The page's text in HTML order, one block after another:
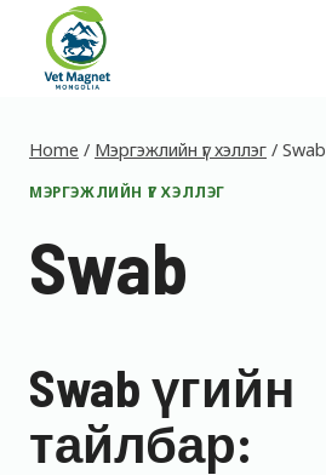
content
Home / Мэргэжлийн үг хэллэг / Swab
МЭРГЭЖЛИЙН ҮГ ХЭЛЛЭГ
Swab
Swab үгийн
тайлбар: